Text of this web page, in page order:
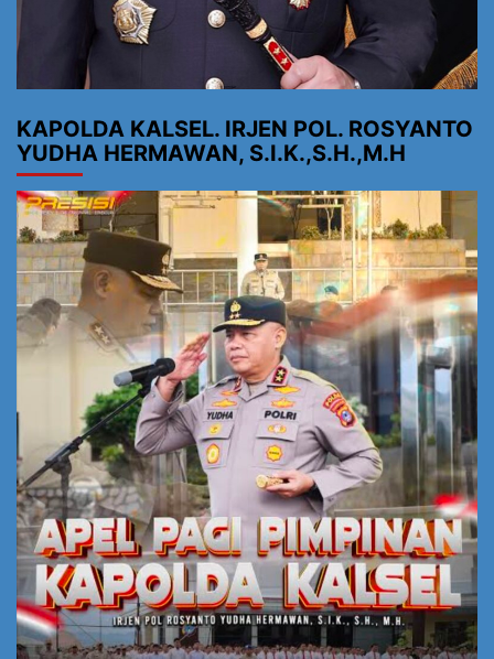
KAPOLDA KALSEL. IRJEN POL. ROSYANTO
YUDHA HERMAWAN, S.I.K.,S.H.,M.H